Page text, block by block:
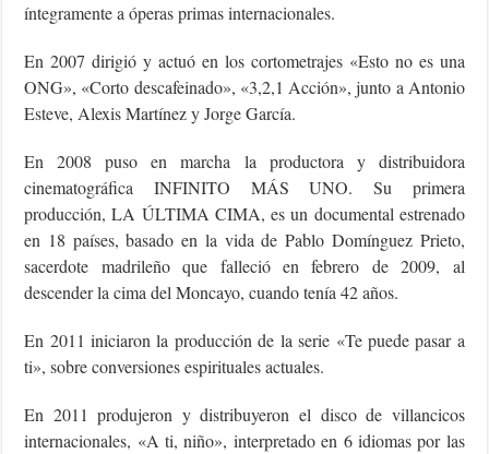
íntegramente a óperas primas internacionales.
En 2007 dirigió y actuó en los cortometrajes «Esto no es una
ONG», «Corto descafeinado», «3,2,1 Acción», junto a Antonio
Esteve, Alexis Martínez y Jorge García.
En 2008 puso en marcha la productora y distribuidora
cinematográfica INFINITO MÁS UNO. Su primera
producción, LA ÚLTIMA CIMA, es un documental estrenado
en 18 países, basado en la vida de Pablo Domínguez Prieto,
sacerdote madrileño que falleció en febrero de 2009, al
descender la cima del Moncayo, cuando tenía 42 años.
En 2011 iniciaron la producción de la serie «Te puede pasar a
ti», sobre conversiones espirituales actuales.
En 2011 produjeron y distribuyeron el disco de villancicos
internacionales, «A ti, niño», interpretado en 6 idiomas por las